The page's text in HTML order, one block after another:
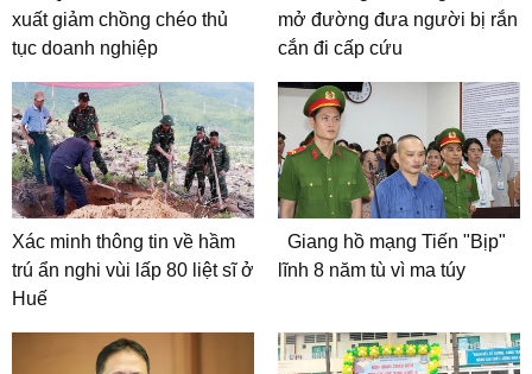
xuất giảm chồng chéo thủ
tục doanh nghiệp
mở đường đưa người bị rắn
cắn đi cấp cứu
Xác minh thông tin về hầm
trú ẩn nghi vùi lấp 80 liệt sĩ ở
Huế
Giang hồ mạng Tiến "Bịp"
lĩnh 8 năm tù vì ma túy